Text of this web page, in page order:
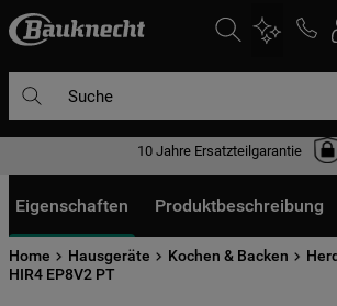
10 Jahre Ersatzteilgarantie
Eigenschaften Produktbeschreibung
Home Hausgeräte Kochen & Backen
HIR4 EP8V2 PT
DIE HÄUFIGSTEN SUCHANFRAGEN
2. geschirrspülern
3. kühlgefrierkombination